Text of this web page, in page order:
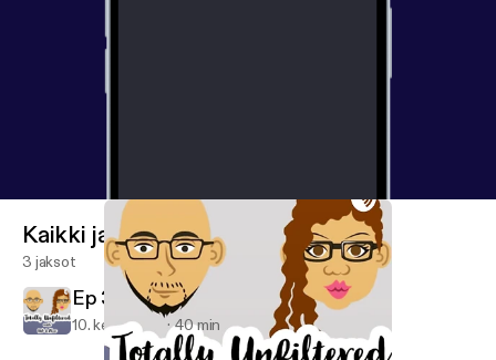
Kaikki jaksot
3 jaksot
Ep 3. ONE BILLION REASONS
10. kesä 2019 40 min